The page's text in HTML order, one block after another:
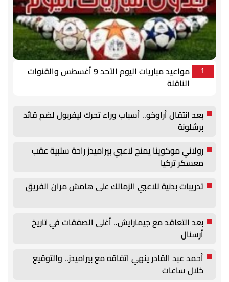
1
مواعيد مباريات اليوم الأحد 9 أغسطس والقنوات
الناقلة
بعد انتقال أراوخو.. أسباب وراء تحرك ليفربول لضم قائد
برشلونة
رولاني موكوينا يمنح لاعبي بيراميدز راحة سلبية عقب
معسكر تركيا
تدريبات بدنية للاعبي الزمالك على هامش مران الفريق
بعد التعاقد مع جيمارايش.. أغلى الصفقات في تاريخ
أرسنال
أحمد عبد القادر ينهي اتفاقه مع بيراميدز.. والتوقيع
خلال ساعات